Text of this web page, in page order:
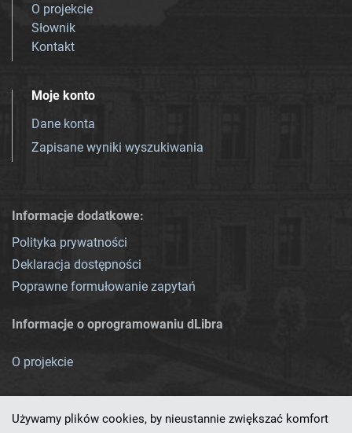
O projekcie
Słownik
Kontakt
Moje konto
Dane konta
Zapisane wyniki wyszukiwania
Informacje dodatkowe:
Polityka prywatności
Deklaracja dostępności
Poprawne formułowanie zapytań
Informacje o oprogramowaniu dLibra
O projekcie
Używamy plików cookies, by nieustannie zwiększać komfort